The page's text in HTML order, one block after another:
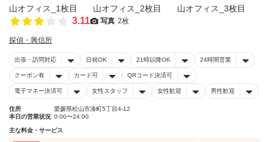
3.11 写真 2枚
探偵・興信所
出張・訪問対応 日祝OK 21時以降OK 24時間営業
クーポン有 カード可 QRコード決済可
電子マネー決済可 女性スタッフ 女性歓迎 男性歓迎
住所
愛媛県松山市湊町5丁目4-12
本日の営業状況 0:00〜24:00
主な料金・サービス